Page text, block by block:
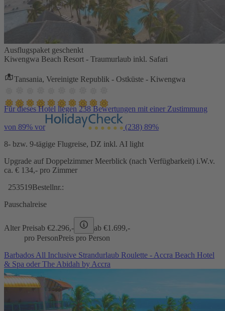
Ausflugspaket geschenkt
Kiwengwa Beach Resort - Traumurlaub inkl. Safari
Tansania, Vereinigte Republik - Ostküste - Kiwengwa
Für dieses Hotel liegen 238 Bewertungen mit einer Zustimmung
von 89% vor (238) 89%
8- bzw. 9-tägige Flugreise, DZ inkl. AI light
Upgrade auf Doppelzimmer Meerblick (nach Verfügbarkeit) i.W.v.
ca. € 134,- pro Zimmer
253519Bestellnr.:
Pauschalreise
Alter Preisab €2.296,- ab €1.699,-
pro PersonPreis pro Person
Barbados All Inclusive Strandurlaub Roulette - Accra Beach Hotel
& Spa oder The Abidah by Accra